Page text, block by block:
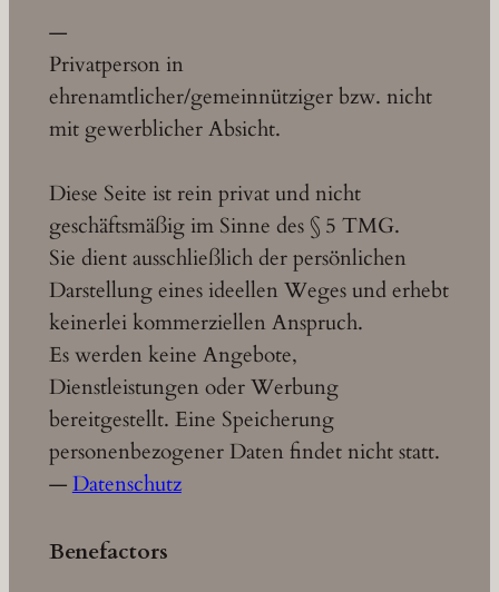
—
Privatperson in
ehrenamtlicher/gemeinnütziger bzw. nicht
mit gewerblicher Absicht.
Diese Seite ist rein privat und nicht
geschäftsmäßig im Sinne des § 5 TMG.
Sie dient ausschließlich der persönlichen
Darstellung eines ideellen Weges und erhebt
keinerlei kommerziellen Anspruch.
Es werden keine Angebote,
Dienstleistungen oder Werbung
bereitgestellt. Eine Speicherung
personenbezogener Daten findet nicht statt.
—Datenschutz
Benefactors